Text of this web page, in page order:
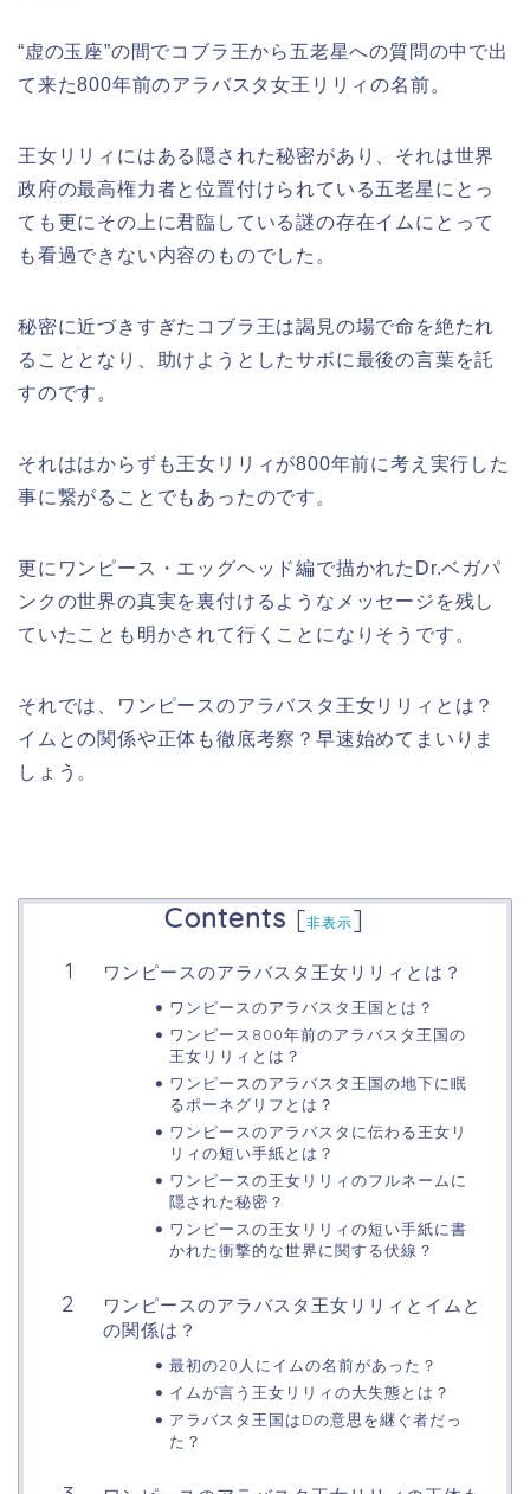
“虚の玉座”の間でコブラ王から五老星への質問の中で出
て来た800年前のアラバスタ女王リリィの名前。
王女リリィにはある隠された秘密があり、それは世界
政府の最高権力者と位置付けられている五老星にとっ
ても更にその上に君臨している謎の存在イムにとって
も看過できない内容のものでした。
秘密に近づきすぎたコブラ王は謁見の場で命を絶たれ
ることとなり、助けようとしたサボに最後の言葉を託
すのです。
それははからずも王女リリィが800年前に考え実行した
事に繋がることでもあったのです。
更にワンピース・エッグヘッド編で描かれたDr.ベガパ
ンクの世界の真実を裏付けるようなメッセージを残し
ていたことも明かされて行くことになりそうです。
それでは、ワンピースのアラバスタ王女リリィとは？
イムとの関係や正体も徹底考察？早速始めてまいりま
しょう。
Contents [非表示]
ワンピースのアラバスタ王女リリィとは？
ワンピースのアラバスタ王国とは？
ワンピース800年前のアラバスタ王国の
王女リリィとは？
ワンピースのアラバスタ王国の地下に眠
るポーネグリフとは？
ワンピースのアラバスタに伝わる王女リ
リィの短い手紙とは？
ワンピースの王女リリィのフルネームに
隠された秘密？
ワンピースの王女リリィの短い手紙に書
かれた衝撃的な世界に関する伏線？
ワンピースのアラバスタ王女リリィとイムと
の関係は？
最初の20人にイムの名前があった？
イムが言う王女リリィの大失態とは？
アラバスタ王国はDの意思を継ぐ者だっ
た？